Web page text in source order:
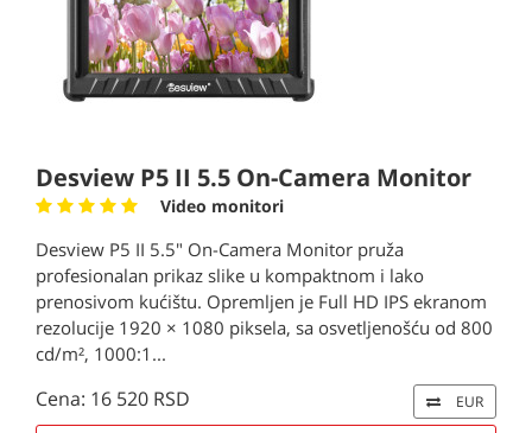
Desview P5 II 5.5 On-Camera Monitor
Video monitori
Desview P5 II 5.5" On-Camera Monitor pruža
profesionalan prikaz slike u kompaktnom i lako
prenosivom kućištu. Opremljen je Full HD IPS ekranom
rezolucije 1920 × 1080 piksela, sa osvetljenošću od 800
cd/m², 1000:1...
Cena: 16 520 RSD EUR